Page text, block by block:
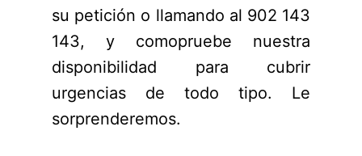
su petición o llamando al 902 143
143, y comopruebe nuestra
disponibilidad para cubrir
urgencias de todo tipo. Le
sorprenderemos.